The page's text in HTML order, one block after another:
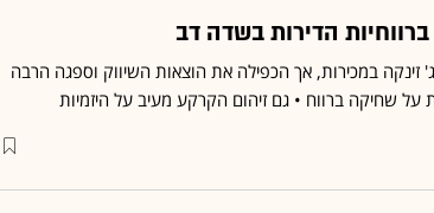
הדירות בשדה דב
במכירות, אך הכפילה את הוצאות השיווק וספגה הרבה
על שחיקה ברווח • גם זיהום הקרקע מעיב על היזמיות